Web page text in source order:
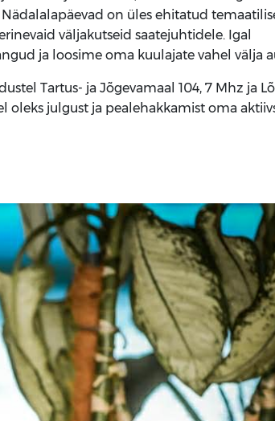
on üles ehitatud
väljakutseid saatejuhtidele. Igal
ja loosime oma kuulajate vahel välja
Tartus- ja Jõgevamaal 104, 7 Mhz ja
oleks julgust ja pealehakkamist oma